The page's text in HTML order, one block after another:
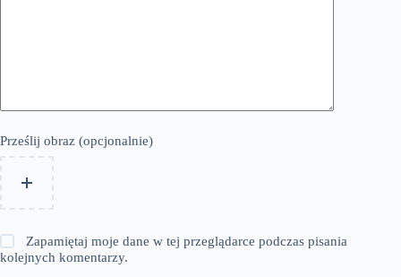
Prześlij obraz (opcjonalnie)
Zapamiętaj moje dane w tej przeglądarce podczas pisania
kolejnych komentarzy.